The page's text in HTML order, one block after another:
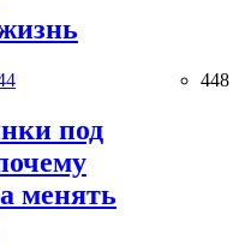
448
под
менять